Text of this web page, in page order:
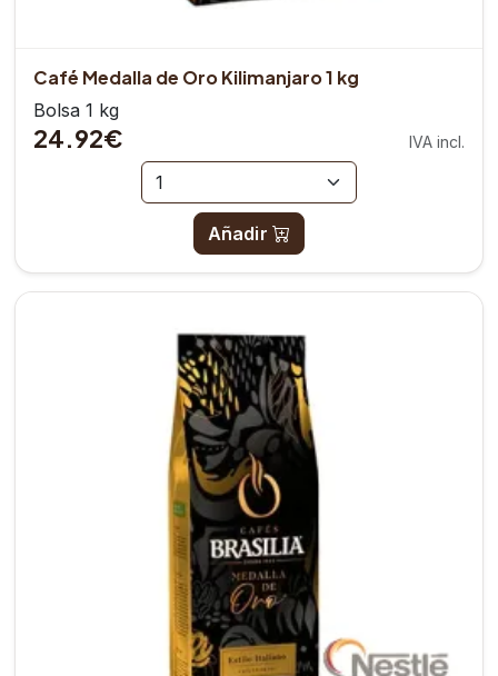
Café Medalla de Oro Kilimanjaro 1 kg
Bolsa 1 kg
24.92€ IVA incl.
Añadir